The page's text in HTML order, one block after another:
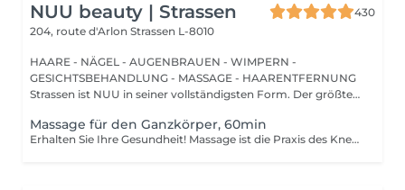
NUU beauty | Strassen
430
204, route d'Arlon Strassen L-8010
HAARE - NÄGEL - AUGENBRAUEN - WIMPERN -
GESICHTSBEHANDLUNG - MASSAGE - HAARENTFERNUNG
Strassen ist NUU in seiner vollständigsten Form. Der größte
Massage für den Ganzkörper, 60min
Erhalten Sie Ihre Gesundheit! Massage ist die Praxis des Knetens oder Bearbeitens der Muskeln und anderer Weichteile einer Person, um Stress zu reduzieren, Muskelschmerzen zu lindern, die Entspannung zu fördern und die Funktion des Immunsystems zu verbessern. Vorteile einer Ganzkörpermassage für die Gesundheit: - reduziert Stress - entspannend - verbessert die Durchblutung - verbessert das Immunsystem des Körpers Wie wird eine Ganzkörpermassage durchgeführt? - Kopf und Nacken werden massiert - Schultern und Rücken werden massiert - Hände und Arme werden massiert - Füße und Beine werden massiert - der Bauch wird massiert Altersbeschränkungen: es gibt keine Altersbeschränkungen für dieses Verfahren. Empfehlungen nach dem Eingriff: nach dem Eingriff 2-3 Stunden keinen Sport und plötzliche Bewegungen machen. Frequenz: 1-2 Mal pro Woche, insgesamt 10 Mal. Wiederholen Sie den Eingriff alle 3-6 Monate.